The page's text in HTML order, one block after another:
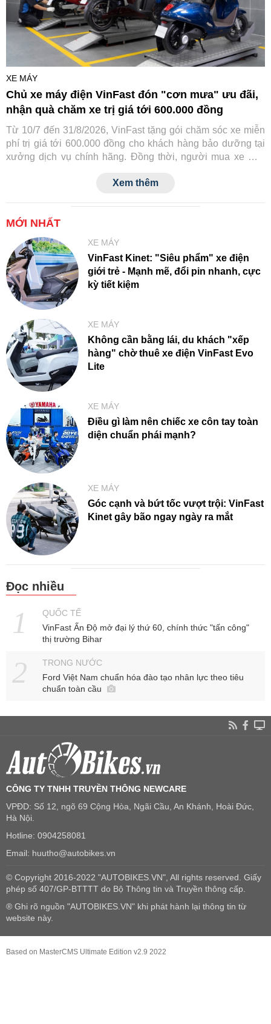
XE MÁY
Chủ xe máy điện VinFast đón "cơn mưa" ưu đãi,
nhận quà chăm xe trị giá tới 600.000 đồng
Từ 10/7 đến 31/8/2026, VinFast tặng gói chăm sóc xe miễn
phí trị giá tới 600.000 đồng cho khách hàng bảo dưỡng tại
xưởng dịch vụ chính hãng. Đồng thời, người mua xe mới
hữu và sử dụng xe điện trở nên tiết kiệm hơn.
Xem thêm
MỚI NHẤT
XE MÁY
VinFast Kinet: "Siêu phẩm" xe điện
giới trẻ - Mạnh mẽ, đổi pin nhanh, cực
kỳ tiết kiệm
XE MÁY
Không cần bằng lái, du khách "xếp
hàng" chờ thuê xe điện VinFast Evo
Lite
XE MÁY
Điều gì làm nên chiếc xe côn tay toàn
diện chuẩn phái mạnh?
XE MÁY
Góc cạnh và bứt tốc vượt trội: VinFast
Kinet gây bão ngay ngày ra mắt
Đọc nhiều
QUỐC TẾ
VinFast Ấn Độ mở đại lý thứ 60, chính thức "tấn công"
thị trường Bihar
TRONG NƯỚC
Ford Việt Nam chuẩn hóa đào tạo nhân lực theo tiêu
chuẩn toàn cầu
CÔNG TY TNHH TRUYỀN THÔNG NEWCARE
VPĐD: Số 12, ngõ 69 Cộng Hòa, Ngãi Cầu, An Khánh, Hoài Đức,
Hà Nội.
Hotline: 0904258081
Email: huutho@autobikes.vn
© Copyright 2016-2022 "AUTOBIKES.VN", All rights reserved. Giấy
phép số 407/GP-BTTTT do Bộ Thông tin và Truyền thông cấp.
® Ghi rõ nguồn "AUTOBIKES.VN" khi phát hành lại thông tin từ
website này.
Based on MasterCMS Ultimate Edition v2.9 2022